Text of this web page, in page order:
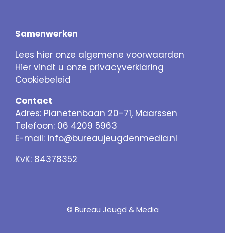
Samenwerken
Lees hier onze algemene voorwaarden
Hier vindt u onze privacyverklaring
Cookiebeleid
Contact
Adres: Planetenbaan 20-71, Maarssen
Telefoon: 06 4209 5963
E-mail: info@bureaujeugdenmedia.nl
KvK: 84378352
© Bureau Jeugd & Media